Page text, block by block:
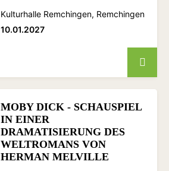
Kulturhalle Remchingen, Remchingen
10.01.2027
MOBY DICK - SCHAUSPIEL
IN EINER
DRAMATISIERUNG DES
WELTROMANS VON
HERMAN MELVILLE